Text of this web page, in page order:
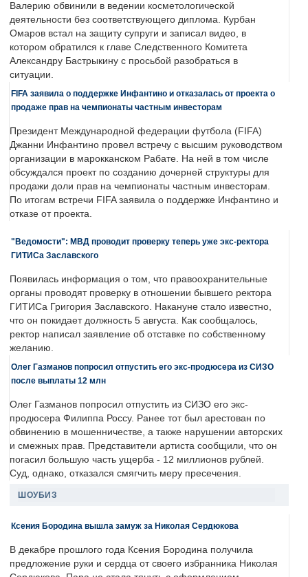
Валерию обвинили в ведении косметологической
деятельности без соответствующего диплома. Курбан
Омаров встал на защиту супруги и записал видео, в
котором обратился к главе Следственного Комитета
Александру Бастрыкину с просьбой разобраться в
ситуации.
FIFA заявила о поддержке Инфантино и отказалась от проекта о
продаже прав на чемпионаты частным инвесторам
Президент Международной федерации футбола (FIFA)
Джанни Инфантино провел встречу с высшим руководством
организации в марокканском Рабате. На ней в том числе
обсуждался проект по созданию дочерней структуры для
продажи доли прав на чемпионаты частным инвесторам.
По итогам встречи FIFA заявила о поддержке Инфантино и
отказе от проекта.
"Ведомости": МВД проводит проверку теперь уже экс-ректора
ГИТИСа Заславского
Появилась информация о том, что правоохранительные
органы проводят проверку в отношении бывшего ректора
ГИТИСа Григория Заславского. Накануне стало известно,
что он покидает должность 5 августа. Как сообщалось,
ректор написал заявление об отставке по собственному
желанию.
Олег Газманов попросил отпустить его экс-продюсера из СИЗО
после выплаты 12 млн
Олег Газманов попросил отпустить из СИЗО его экс-
продюсера Филиппа Россу. Ранее тот был арестован по
обвинению в мошенничестве, а также нарушении авторских
и смежных прав. Представители артиста сообщили, что он
погасил большую часть ущерба - 12 миллионов рублей.
Суд, однако, отказался смягчить меру пресечения.
ШОУБИЗ
Ксения Бородина вышла замуж за Николая Сердюкова
В декабре прошлого года Ксения Бородина получила
предложение руки и сердца от своего избранника Николая